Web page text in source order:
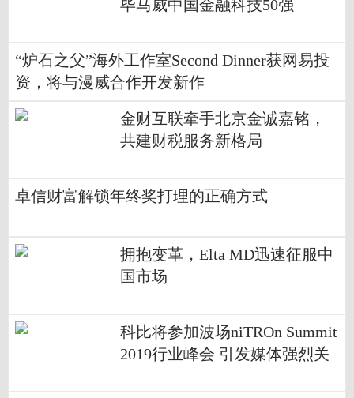
毕马威中国金融科技50强
“炉石之父”海外工作室Second Dinner获网易投
资，将与漫威合作开发新作
金财互联牵手北京金诚嘉铭，
共建财税服务新格局
卓信财富解锁年终奖打理的正确方式
拥抱变革，Elta MD迅速征服中
国市场
科比将参加波场niTROn Summit
2019行业峰会 引发媒体强烈关